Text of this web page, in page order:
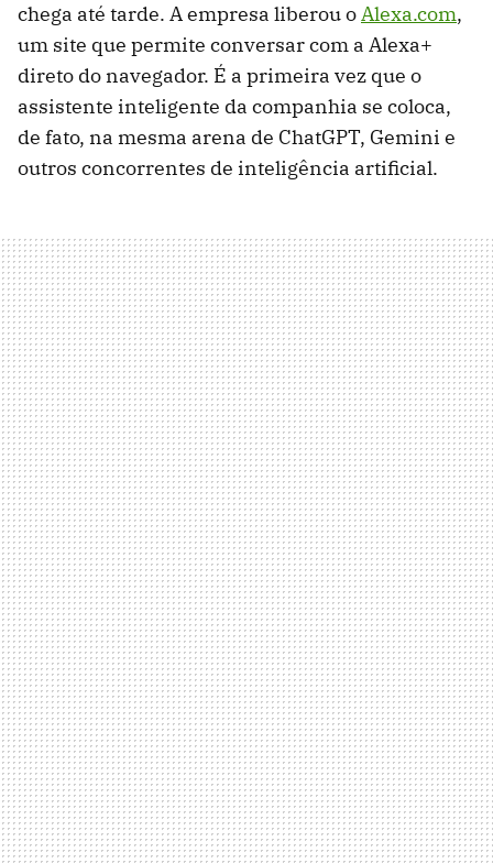
chega até tarde. A empresa liberou oAlexa.com,
um site que permite conversar com a Alexa+
direto do navegador. É a primeira vez que o
assistente inteligente da companhia se coloca,
de fato, na mesma arena de ChatGPT, Gemini e
outros concorrentes de inteligência artificial.